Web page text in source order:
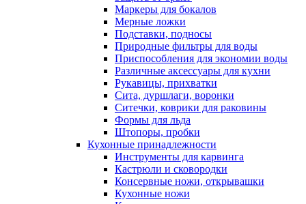
Маркеры для бокалов
Мерные ложки
Подставки, подносы
Природные фильтры для воды
Приспособления для экономии воды
Различные аксессуары для кухни
Рукавицы, прихватки
Сита, дуршлаги, воронки
Ситечки, коврики для раковины
Формы для льда
Штопоры, пробки
Кухонные принадлежности
Инструменты для карвинга
Кастрюли и сковородки
Консервные ножи, открывашки
Кухонные ножи